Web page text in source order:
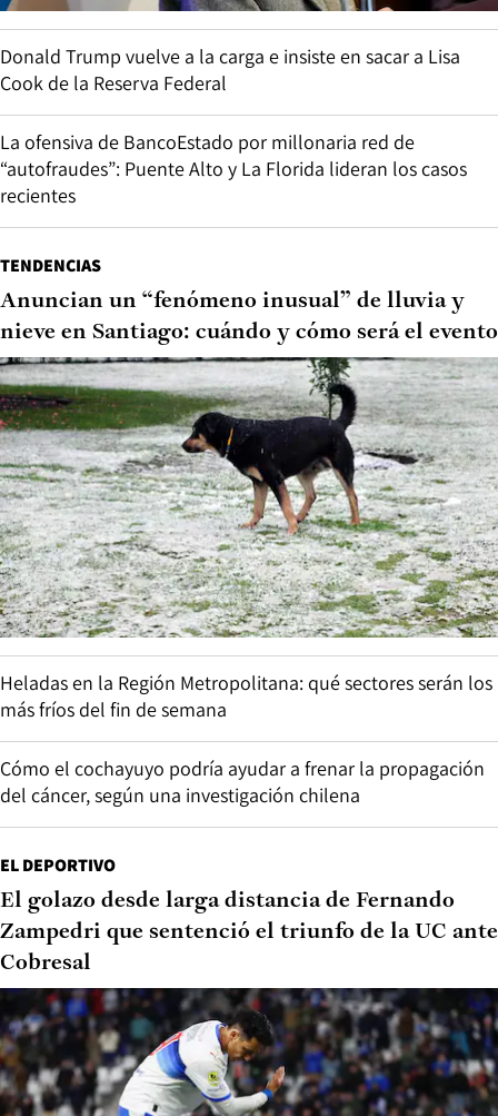
Donald Trump vuelve a la carga e insiste en sacar a Lisa
Cook de la Reserva Federal
La ofensiva de BancoEstado por millonaria red de
“autofraudes”: Puente Alto y La Florida lideran los casos
recientes
TENDENCIAS
Anuncian un “fenómeno inusual” de lluvia y
nieve en Santiago: cuándo y cómo será el evento
Heladas en la Región Metropolitana: qué sectores serán los
más fríos del fin de semana
Cómo el cochayuyo podría ayudar a frenar la propagación
del cáncer, según una investigación chilena
EL DEPORTIVO
El golazo desde larga distancia de Fernando
Zampedri que sentenció el triunfo de la UC ante
Cobresal